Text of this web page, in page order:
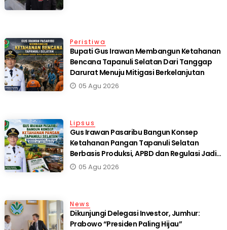
Peristiwa
Bupati Gus Irawan Membangun Ketahanan
Bencana Tapanuli Selatan Dari Tanggap
Darurat Menuju Mitigasi Berkelanjutan
05 Agu 2026
Lipsus
Gus Irawan Pasaribu Bangun Konsep
Ketahanan Pangan Tapanuli Selatan
Berbasis Produksi, APBD dan Regulasi Jadi
Fondasi
05 Agu 2026
News
Dikunjungi Delegasi Investor, Jumhur:
Prabowo “Presiden Paling Hijau”